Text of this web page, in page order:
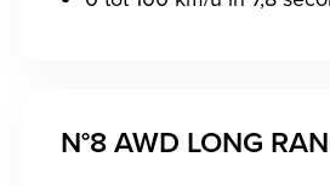
N°8 AWD LONG